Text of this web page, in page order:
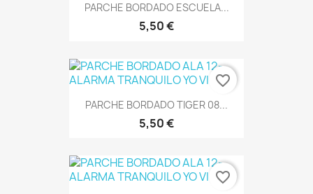
PARCHE BORDADO ESCUELA...
5,50 €
PARCHE BORDADO TIGER 08...
5,50 €
favorite_border
favorite_border